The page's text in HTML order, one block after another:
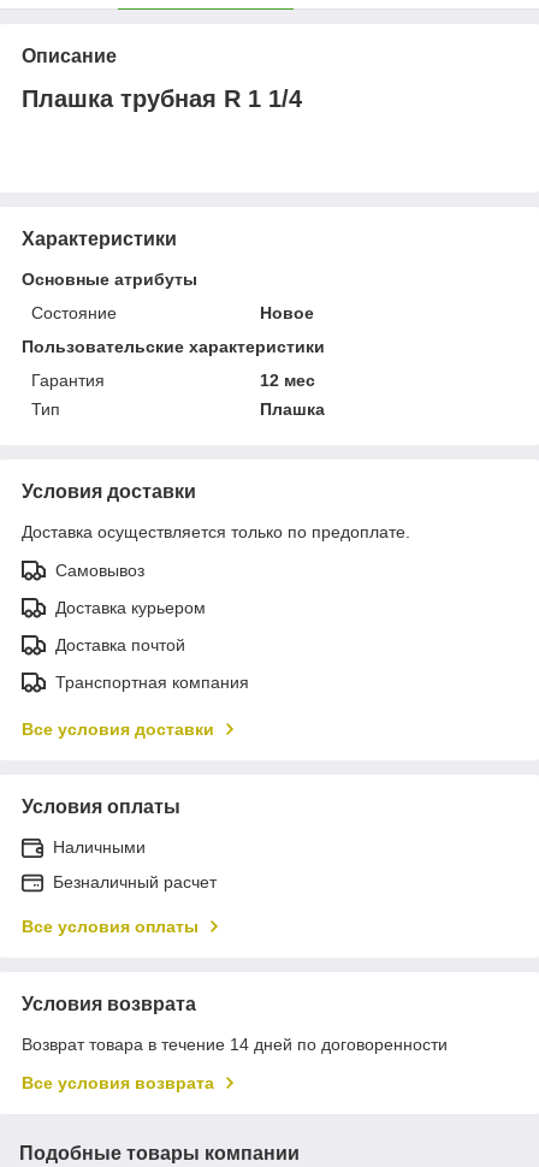
Описание
Плашка трубная R 1 1/4
Характеристики
Основные атрибуты
Состояние
Новое
Пользовательские характеристики
Гарантия
12 мес
Тип
Плашка
Условия доставки
Доставка осуществляется только по предоплате.
Самовывоз
Доставка курьером
Доставка почтой
Транспортная компания
Все условия доставки
Условия оплаты
Наличными
Безналичный расчет
Все условия оплаты
Условия возврата
Возврат товара в течение 14 дней по договоренности
Все условия возврата
Подобные товары компании